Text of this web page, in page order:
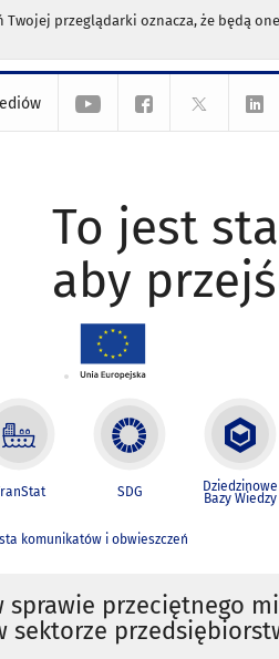
przeglądarki oznacza, że będą
To jest
aby
SDG Dziedzinowe
Bazy Wiedzy
komunikatów i obwieszczeń
sprawie przeciętnego
sektorze